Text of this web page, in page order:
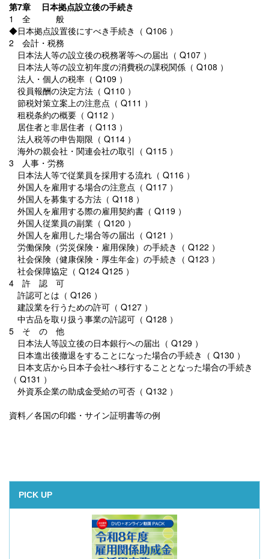
第7章 日本拠点設立後の手続き
1 全 般
◆日本拠点設置後にすべき手続き（ Q106 ）
2 会計・税務
日本法人等の設立後の税務署等への届出（ Q107 ）
日本法人等の設立初年度の消費税の課税関係（ Q108 ）
法人・個人の税率（ Q109 ）
役員報酬の決定方法（ Q110 ）
節税対策立案上の注意点（ Q111 ）
租税条約の概要（ Q112 ）
居住者と非居住者（ Q113 ）
法人税等の申告期限（ Q114 ）
海外の親会社・関連会社の取引（ Q115 ）
3 人事・労務
日本法人等で従業員を採用する流れ（ Q116 ）
外国人を雇用する場合の注意点（ Q117 ）
外国人を募集する方法（ Q118 ）
外国人を雇用する際の雇用契約書（ Q119 ）
外国人従業員の副業（ Q120 ）
外国人を雇用した場合等の届出（ Q121 ）
労働保険（労災保険・雇用保険）の手続き（ Q122 ）
社会保険（健康保険・厚生年金）の手続き（ Q123 ）
社会保障協定（ Q124 Q125 ）
4 許 認 可
許認可とは（ Q126 ）
建設業を行うための許可（ Q127 ）
中古品を取り扱う事業の許認可（ Q128 ）
5 そ の 他
日本法人等設立後の日本銀行への届出（ Q129 ）
日本進出後撤退をすることになった場合の手続き（ Q130 ）
日本支店から日本子会社へ移行することとなった場合の手続き
（ Q131 ）
外資系企業の助成金受給の可否（ Q132 ）
資料／各国の印鑑・サイン証明書等の例
PICK UP